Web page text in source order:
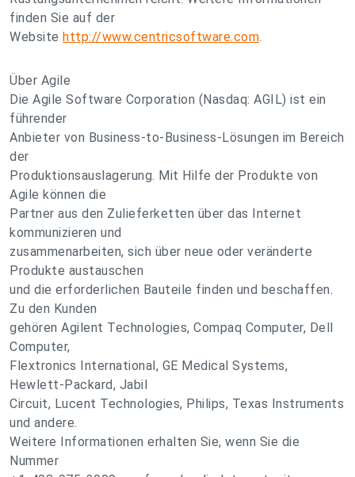
finden Sie auf der
Website http://www.centricsoftware.com.
Über Agile
Die Agile Software Corporation (Nasdaq: AGIL) ist ein
führender
Anbieter von Business-to-Business-Lösungen im Bereich
der
Produktionsauslagerung. Mit Hilfe der Produkte von
Agile können die
Partner aus den Zulieferketten über das Internet
kommunizieren und
zusammenarbeiten, sich über neue oder veränderte
Produkte austauschen
und die erforderlichen Bauteile finden und beschaffen.
Zu den Kunden
gehören Agilent Technologies, Compaq Computer, Dell
Computer,
Flextronics International, GE Medical Systems,
Hewlett-Packard, Jabil
Circuit, Lucent Technologies, Philips, Texas Instruments
und andere.
Weitere Informationen erhalten Sie, wenn Sie die
Nummer